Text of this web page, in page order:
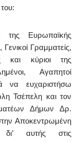
της Ευρωπαϊκής
Γραμματείς,
και κύριοι της
Αγαπητοί
να ευχαριστήσω
Τσέπελη και τον
Δήμων Δρ.
Αποκεντρωμένη
δι’ αυτής στις